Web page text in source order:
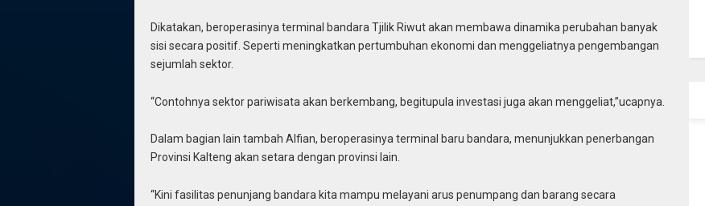
Dikatakan, beroperasinya terminal bandara Tjilik Riwut akan membawa dinamika perubahan banyak
sisi secara positif. Seperti meningkatkan pertumbuhan ekonomi dan menggeliatnya pengembangan
sejumlah sektor.
“Contohnya sektor pariwisata akan berkembang, begitupula investasi juga akan menggeliat,”ucapnya.
Dalam bagian lain tambah Alfian, beroperasinya terminal baru bandara, menunjukkan penerbangan
Provinsi Kalteng akan setara dengan provinsi lain.
“Kini fasilitas penunjang bandara kita mampu melayani arus penumpang dan barang secara